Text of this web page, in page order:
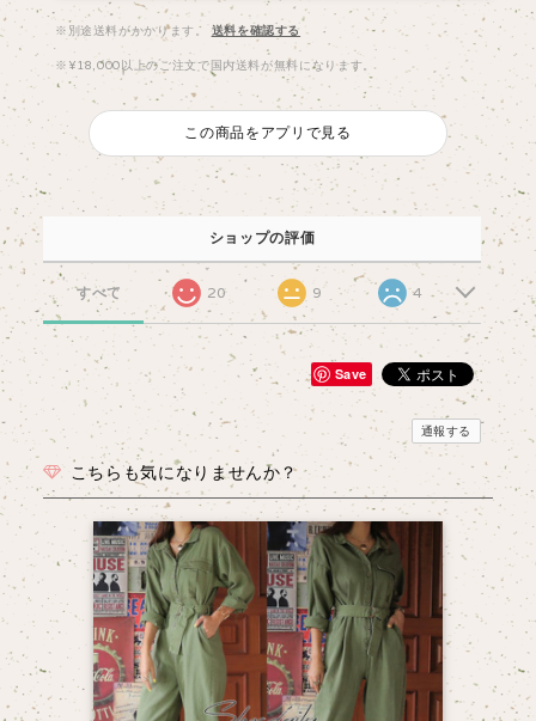
※別途送料がかかります。 送料を確認する
※¥18,000以上のご注文で国内送料が無料になります。
この商品をアプリで見る
ショップの評価
すべて 20 9 4
Save
通報する
こちらも気になりませんか？